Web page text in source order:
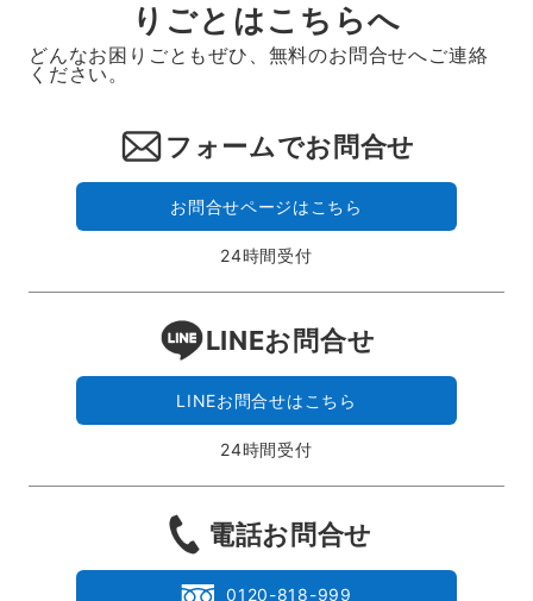
りごとはこちらへ
どんなお困りごともぜひ、無料のお問合せへご連絡
ください。
フォームでお問合せ
お問合せページはこちら
24時間受付
LINEお問合せ
LINEお問合せはこちら
24時間受付
電話お問合せ
0120-818-999